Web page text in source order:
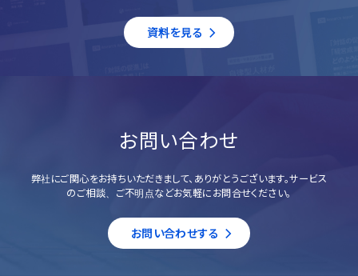
資料を見る
お問い合わせ
弊社にご関心をお持ちいただきまして、ありがとうございます。サービス
のご相談、ご不明点などお気軽にお問合せください。
お問い合わせする